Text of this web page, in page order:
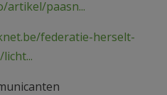
artikel/paasn...
federatie-herselt-